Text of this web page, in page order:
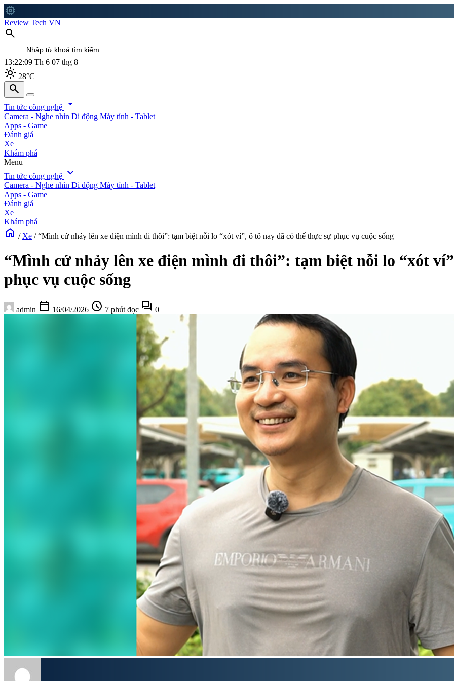
memory
Review Tech VN
search
13:22:11 Th 6 07 thg 8
light_mode 28°C
search
search
Tin tức công nghệ arrow_drop_down
Camera - Nghe nhìn Di động Máy tính - Tablet
Apps - Game
Đánh giá
Xe
Khám phá
Menu
Tin tức công nghệ expand_more
Camera - Nghe nhìn Di động Máy tính - Tablet
Apps - Game
Đánh giá
Xe
Khám phá
home / Xe / “Mình cứ nhảy lên xe điện mình đi thôi”: tạm biệt nỗi lo “xót ví”, ô tô nay đã có thể thực sự phục vụ cuộc sống
“Mình cứ nhảy lên xe điện mình đi thôi”: tạm biệt nỗi lo “xót
phục vụ cuộc sống
admin calendar_today 16/04/2026 schedule 7 phút đọc forum 0